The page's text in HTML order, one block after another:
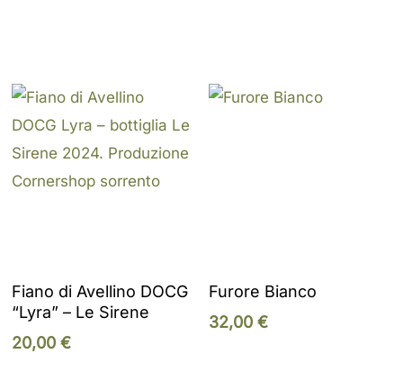
Add To Cart
Fiano di Avellino DOCG
“Lyra” – Le Sirene
20,00€
Add To Cart
Furore Bianco
32,00 €